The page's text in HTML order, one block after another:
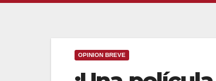
OPINION BREVE